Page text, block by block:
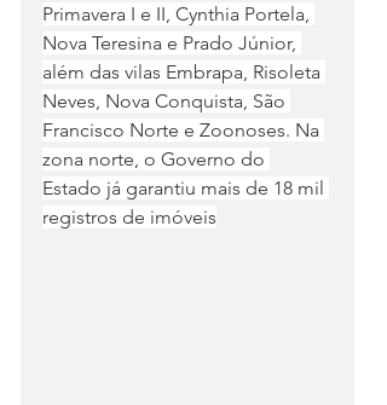
Primavera I e II, Cynthia Portela,
Nova Teresina e Prado Júnior,
além das vilas Embrapa, Risoleta
Neves, Nova Conquista, São
Francisco Norte e Zoonoses. Na
zona norte, o Governo do
Estado já garantiu mais de 18 mil
registros de imóveis